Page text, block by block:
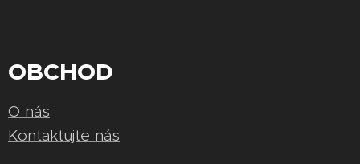
OBCHOD
O nás
Kontaktujte nás